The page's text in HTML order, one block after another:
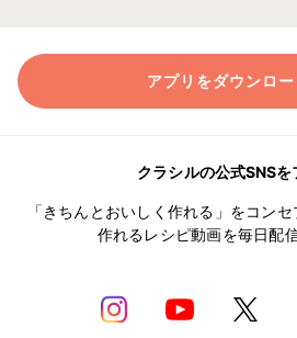
アプリをダウンロ
クラシルの公式SNSを
「きちんとおいしく作れる」をコン
作れるレシピ動画を毎日配